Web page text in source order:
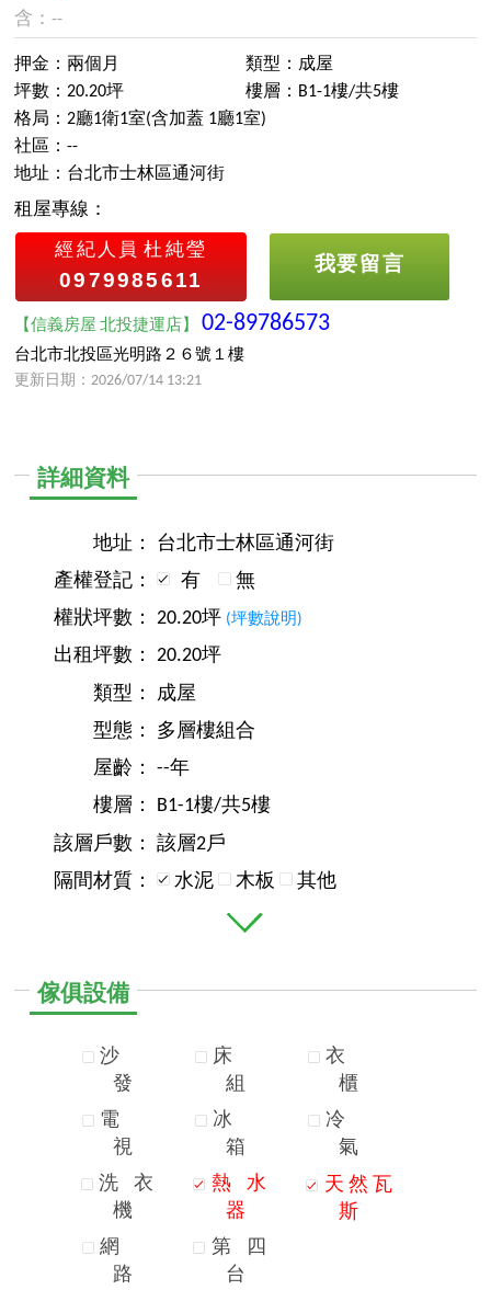
含：--
押金：兩個月
坪數：20.20坪
類型：成屋
樓層：B1-1樓/共5樓
格局：2廳1衛1室(含加蓋 1廳1室)
社區：--
地址：台北市士林區通河街
租屋專線：
經紀人員 杜純瑩
0979985611
我要留言
【信義房屋 北投捷運店】02-89786573
台北市北投區光明路２６號１樓
更新日期：2026/07/14 13:21
詳細資料
地址：
台北市士林區通河街
產權登記：
有
無
權狀坪數：
20.20坪 (坪數說明)
出租坪數：
20.20坪
類型：
成屋
型態：
多層樓組合
屋齡：
--年
樓層：
B1-1樓/共5樓
該層戶數：
該層2戶
隔間材質：
水泥 木板 其他
傢俱設備
沙
發
電
視
洗
衣
機
網
路
床
組
冰
箱
熱
水
器
第
四
台
衣
櫃
冷
氣
天 然 瓦
斯